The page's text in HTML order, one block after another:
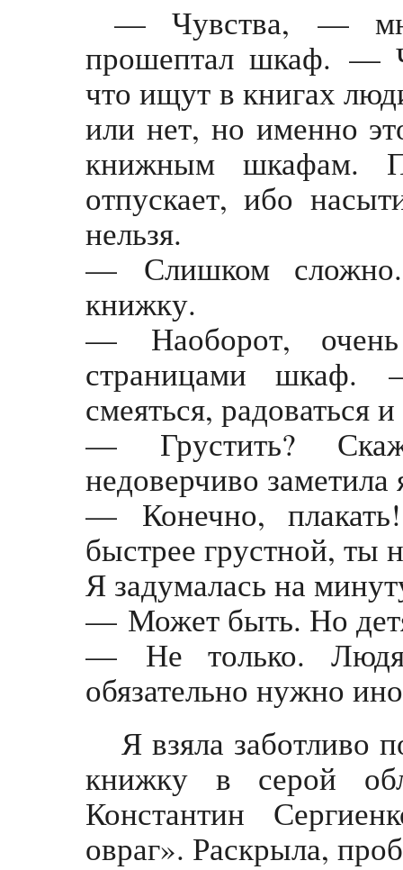
— Чувства, —
прошептал шкаф. —
что ищут в книгах
или нет, но именно
книжным шкафам.
отпускает, ибо
нельзя.
— Слишком
книжку.
— Наоборот,
страницами
смеяться, радоваться
— Грустить?
недоверчиво заметила
— Конечно, плакать!
быстрее грустной, ты
Я задумалась на
— Может быть. Но
— Не только.
обязательно нужно
Я взяла заботливо
книжку в серой
Константин
овраг». Раскрыла,